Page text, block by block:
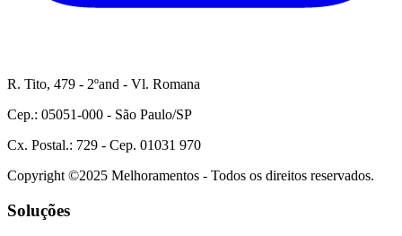
R. Tito, 479 - 2ºand - Vl. Romana
Cep.: 05051-000 - São Paulo/SP
Cx. Postal.: 729 - Cep. 01031 970
Copyright ©2025 Melhoramentos - Todos os direitos reservados.
Soluções